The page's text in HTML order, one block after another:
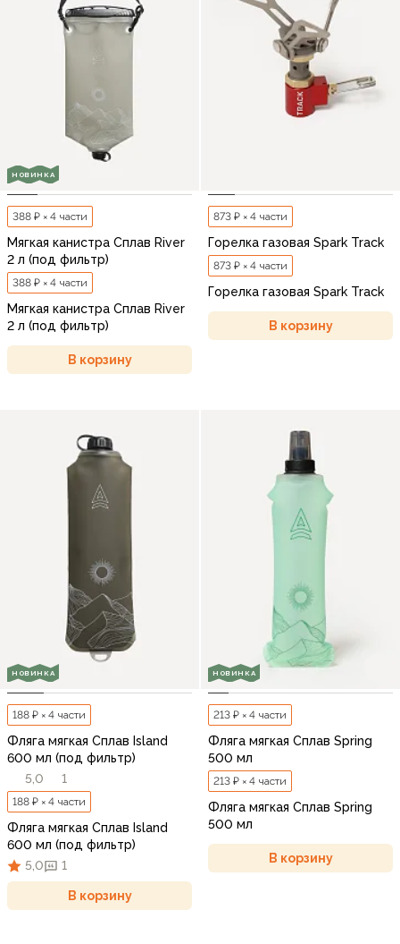
НОВИНКА
388 ₽ × 4 части
Мягкая канистра Сплав River
2 л (под фильтр)
388 ₽ × 4 части
Мягкая канистра Сплав River
2 л (под фильтр)
В корзину
873 ₽ × 4 части
Горелка газовая Spark Track
873 ₽ × 4 части
Горелка газовая Spark Track
В корзину
НОВИНКА
188 ₽ × 4 части
Фляга мягкая Сплав Island
600 мл (под фильтр)
5,0
1
188 ₽ × 4 части
Фляга мягкая Сплав Island
600 мл (под фильтр)
5,0
1
В корзину
НОВИНКА
213 ₽ × 4 части
Фляга мягкая Сплав Spring
500 мл
213 ₽ × 4 части
Фляга мягкая Сплав Spring
500 мл
В корзину